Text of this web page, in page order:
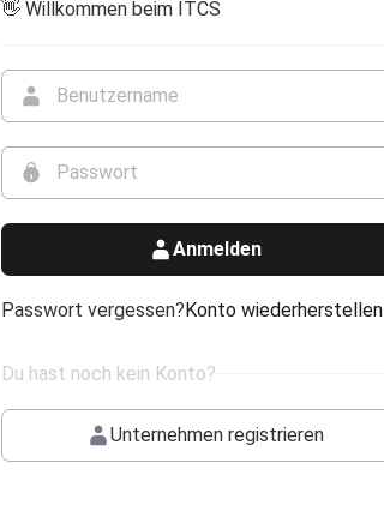
👋 Willkommen beim ITCS
Anmelden
Passwort vergessen?Konto wiederherstellen
Du hast noch kein Konto?
Unternehmen registrieren